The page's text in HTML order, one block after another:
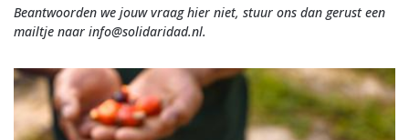
Beantwoorden we jouw vraag hier niet, stuur ons dan gerust een
mailtje naar info@solidaridad.nl.